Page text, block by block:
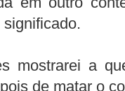
mostrarei a
de matar o